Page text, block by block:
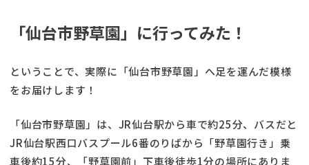
「仙台市野草園」に行ってみた！
ということで、実際に「仙台市野草園」へ足を運んだ模様
をお届けします！
「仙台市野草園」は、JR仙台駅から車で約25分、バスだと
JR仙台駅西口バスプール6番のりばから「野草園行き」乗
車後約15分、「野草園前」下車後徒歩1分の場所にありま